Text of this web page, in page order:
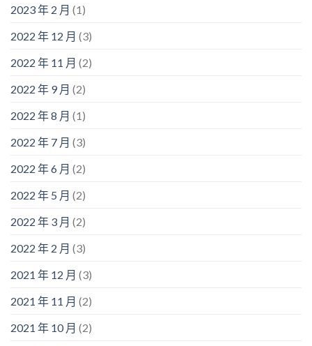
2023 年 2 月 (1)
2022 年 12 月 (3)
2022 年 11 月 (2)
2022 年 9 月 (2)
2022 年 8 月 (1)
2022 年 7 月 (3)
2022 年 6 月 (2)
2022 年 5 月 (2)
2022 年 3 月 (2)
2022 年 2 月 (3)
2021 年 12 月 (3)
2021 年 11 月 (2)
2021 年 10 月 (2)